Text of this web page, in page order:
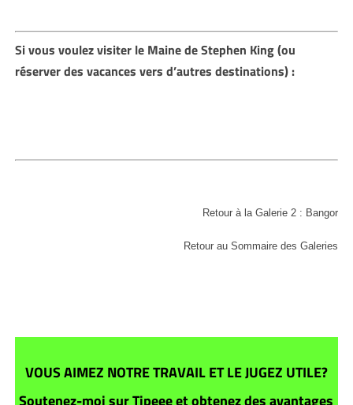
Si vous voulez visiter le Maine de Stephen King (ou
réserver des vacances vers d’autres destinations) :
Retour à la Galerie 2 : Bangor
Retour au Sommaire des Galeries
VOUS AIMEZ NOTRE TRAVAIL ET LE JUGEZ UTILE?
Soutenez-moi sur Tipeee et obtenez des avantages